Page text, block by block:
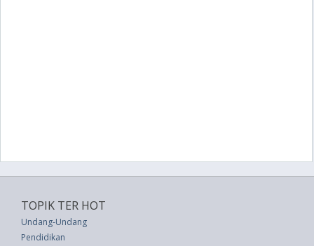
TOPIK TER HOT
Undang-Undang
Pendidikan